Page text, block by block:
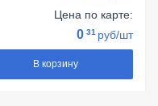
Цена по карте:
0 31 руб/шт
В корзину